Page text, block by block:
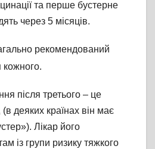
та перше бустерне
через 5 місяців.
рекомендований
кожного.
після третього – це
деяких країнах він має
Лікар його
із групи ризику тяжкого